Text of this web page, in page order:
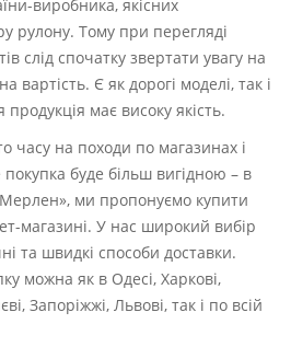
виробника, якісних
рулону. Тому при перегляді
слід спочатку звертати увагу на
вартість. Є як дорогі моделі, так і
має високу якість.
часу на походи по магазинах і
буде більш вигідною – в
Мерлен», ми пропонуємо купити
магазині. У нас широкий вибір
та швидкі способи доставки.
можна як в Одесі, Харкові,
Запоріжжі, Львові, так і по всій